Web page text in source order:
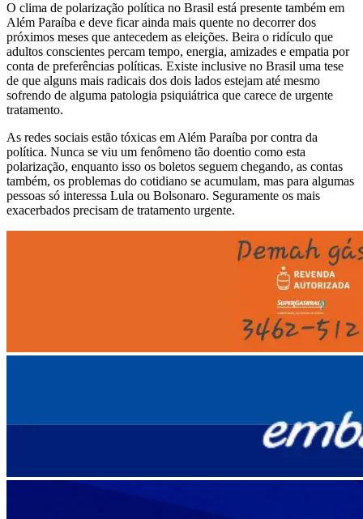
O clima de polarização política no Brasil está presente também em
Além Paraíba e deve ficar ainda mais quente no decorrer dos
próximos meses que antecedem as eleições. Beira o ridículo que
adultos conscientes percam tempo, energia, amizades e empatia por
conta de preferências políticas. Existe inclusive no Brasil uma tese
de que alguns mais radicais dos dois lados estejam até mesmo
sofrendo de alguma patologia psiquiátrica que carece de urgente
tratamento.
As redes sociais estão tóxicas em Além Paraíba por contra da
política. Nunca se viu um fenômeno tão doentio como esta
polarização, enquanto isso os boletos seguem chegando, as contas
também, os problemas do cotidiano se acumulam, mas para algumas
pessoas só interessa Lula ou Bolsonaro. Seguramente os mais
exacerbados precisam de tratamento urgente.